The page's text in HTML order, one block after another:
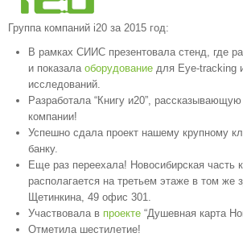
Группа компаний i20 за 2015 год:
В рамках СИИС презентовала стенд, где
и показала оборудование для Eye-tracking
исследований.
Разработала “Книгу и20”,
компании!
Успешно сдала проект нашему крупному
банку.
Еще раз переехала! Новосибирская часть
располагается на третьем этаже в том же
Щетинкина, 49 офис 301.
Участвовала в проекте “Душевная карта
Отметила шестилетие!